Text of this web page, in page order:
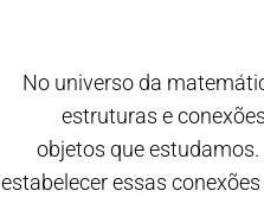
No universo da
estruturas e
objetos que
estabelecer essas